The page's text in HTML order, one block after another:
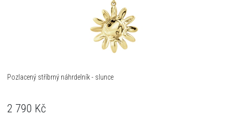
Pozlacený stříbrný náhrdelník - slunce
2 790 Kč